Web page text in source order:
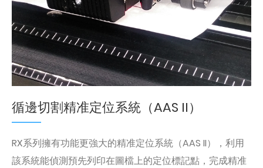
循邊切割精准定位系統（AAS II）
RX系列擁有功能更強大的精准定位系統（AAS II），利用
該系統能偵測預先列印在圖檔上的定位標記點，完成精准